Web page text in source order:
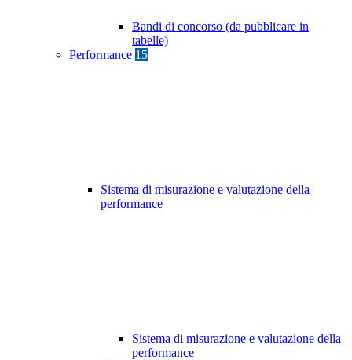
Bandi di concorso (da pubblicare in
tabelle)
Performance 15
Sistema di misurazione e valutazione della
performance
Sistema di misurazione e valutazione della
performance